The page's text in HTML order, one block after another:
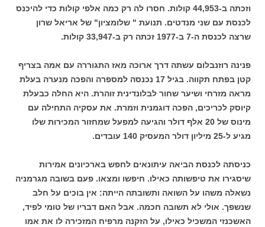
וזכתה ב-44,953 קולות. חסרו לה רק כמה אלפי קולות כדי להיכנס
לכנסת עם שני מנדטים. תנועת " שלומציון" של אריאל שרון
שרצה לכנסת ה-7 ב-1977 זכתה רק ב-33,947 קולות.
פנינה רוזנבלום עשתה דרך ארוכה מאז התגוררה עם אמה בצריף
קטן בפתח תקווה. בגיל 17 נכנסה למספרה והפכה מנערה בעלת
מראה מזרחי ושיער שחור לבלונדינית זוהרת. היא החלה כבעלת
קיוסק לכריכים, הפכה דוגמנית וזמרת. את עסקיה התחילה עם
מינוס של 20 אלף דולר והגיעה למפעל שמחזור המכירות שלו
מגיע ל-25 מיליון דולר המעסיק 140 עובדים.
כניסתה לכנסת הביאה עיתונאים לחפש בארכיונים אמירות
שיסגירו את טיפשותה כאילו. חיפשו ומצאו. פעם בשובה מגרמניה
נשאלה משהו על השואה ותשובתה הייתה: אין בוכים על חלב
שנשפך. אולי לא תשובה חכמה. אבל האם דבריו של טומי לפיד,
האשכנזי המשכיל כאילו, על הזקנה מרפיח המזכירה לו את אמו